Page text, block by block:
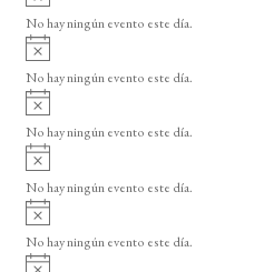
o
v
i
o
No hay ningún evento este día.
A
v
i
o
No hay ningún evento este día.
A
v
i
o
No hay ningún evento este día.
A
v
i
o
No hay ningún evento este día.
A
v
i
No hay ningún evento este día.
A